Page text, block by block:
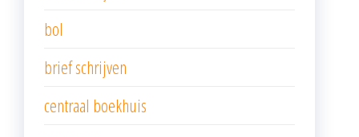
bol
brief schrijven
centraal boekhuis